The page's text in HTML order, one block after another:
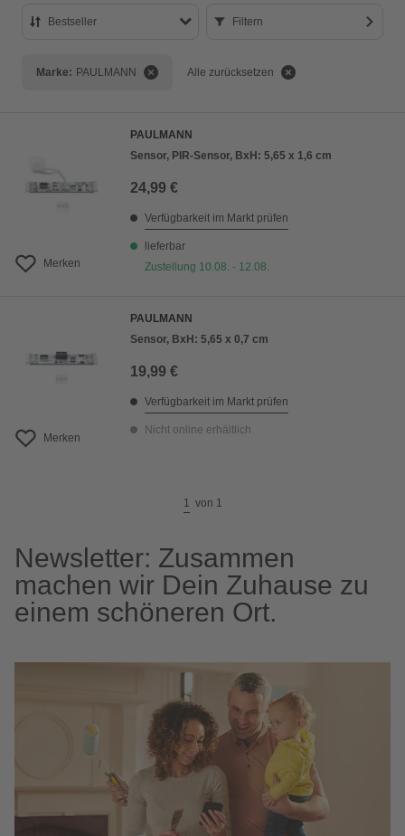
Bestseller Filtern
Marke: PAULMANN Alle zurücksetzen
Merken
PAULMANN
Sensor, PIR-Sensor, BxH: 5,65 x 1,6 cm
24,99 €
Verfügbarkeit im Markt prüfen
lieferbar
Zustellung 10.08. - 12.08.
Merken
PAULMANN
Sensor, BxH: 5,65 x 0,7 cm
19,99 €
Verfügbarkeit im Markt prüfen
Nicht online erhältlich
1 von 1
Newsletter: Zusammen
machen wir Dein Zuhause zu
einem schöneren Ort.